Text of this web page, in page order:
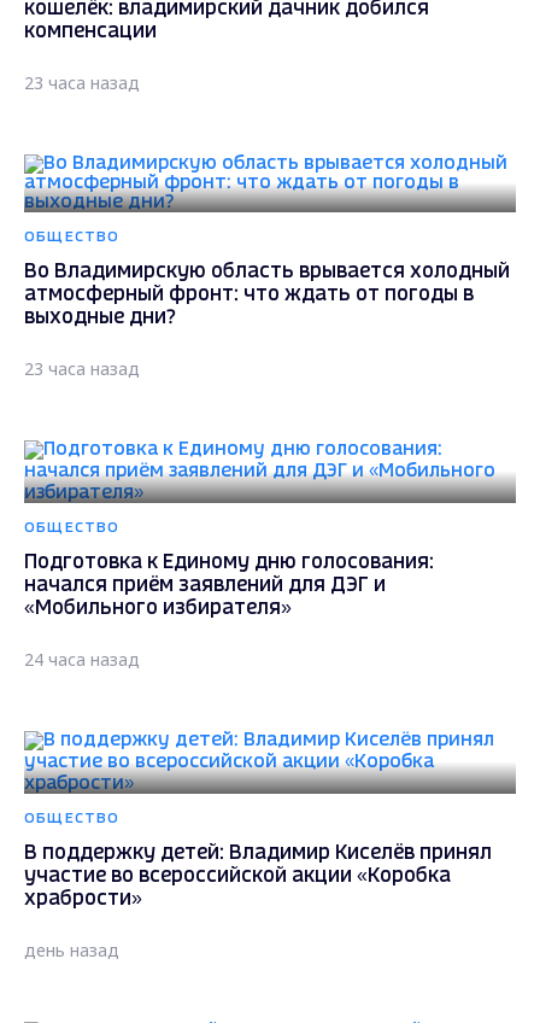
кошелёк: владимирский дачник добился
компенсации
23 часа назад
ОБЩЕСТВО
Во Владимирскую область врывается холодный
атмосферный фронт: что ждать от погоды в
выходные дни?
23 часа назад
ОБЩЕСТВО
Подготовка к Единому дню голосования:
начался приём заявлений для ДЭГ и
«Мобильного избирателя»
24 часа назад
ОБЩЕСТВО
В поддержку детей: Владимир Киселёв принял
участие во всероссийской акции «Коробка
храбрости»
день назад